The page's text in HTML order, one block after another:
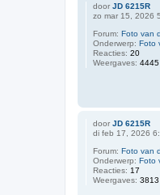
door JD 6215R
zo mar 15, 2026
Forum: Foto van
Onderwerp: Foto
Reacties: 20
Weergaves: 4445
door JD 6215R
di feb 17, 2026
Forum: Foto van
Onderwerp: Foto
Reacties: 17
Weergaves: 3813